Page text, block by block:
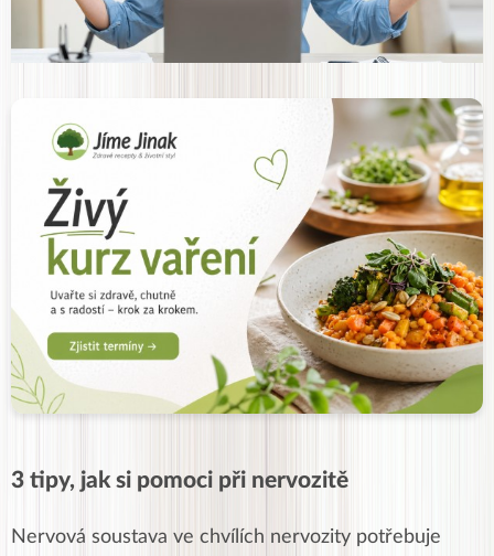
3 tipy, jak si pomoci při nervozitě
Nervová soustava ve chvílích nervozity potřebuje